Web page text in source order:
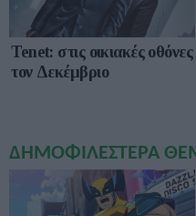
Tenet: στις οικιακές οθόνες
τον Δεκέμβριο
ΔΗΜΟΦΙΛΕΣΤΕΡΑ